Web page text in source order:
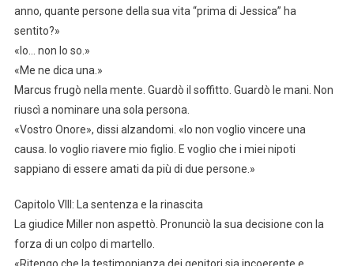
anno, quante persone della sua vita “prima di Jessica” ha
sentito?»
«Io… non lo so.»
«Me ne dica una.»
Marcus frugò nella mente. Guardò il soffitto. Guardò le mani. Non
riuscì a nominare una sola persona.
«Vostro Onore», dissi alzandomi. «Io non voglio vincere una
causa. Io voglio riavere mio figlio. E voglio che i miei nipoti
sappiano di essere amati da più di due persone.»
Capitolo VIII: La sentenza e la rinascita
La giudice Miller non aspettò. Pronunciò la sua decisione con la
forza di un colpo di martello.